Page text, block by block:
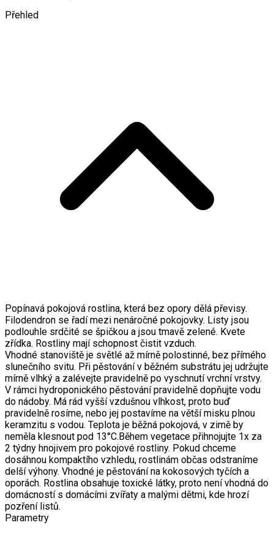
Přehled
Popínavá pokojová rostlina, která bez opory dělá převisy.
Filodendron se řadí mezi nenáročné pokojovky. Listy jsou
podlouhle srdčité se špičkou a jsou tmavě zelené. Kvete
zřídka. Rostliny mají schopnost čistit vzduch.
Vhodné stanoviště je světlé až mírně polostinné, bez přímého
slunečního svitu. Při pěstování v běžném substrátu jej udržujte
mírně vlhký a zalévejte pravidelně po vyschnutí vrchní vrstvy.
V rámci hydroponického pěstování pravidelně dopňujte vodu
do nádoby. Má rád vyšší vzdušnou vlhkost, proto buď
pravidelně rosíme, nebo jej postavíme na větší misku plnou
keramzitu s vodou. Teplota je běžná pokojová, v zimě by
neměla klesnout pod 13°C.Během vegetace přihnojujte 1x za
2 týdny hnojivem pro pokojové rostliny. Pokud chceme
dosáhnou kompaktího vzhledu, rostlinám občas odstraníme
delší výhony. Vhodné je pěstování na kokosových tyčích a
oporách. Rostlina obsahuje toxické látky, proto není vhodná do
domácností s domácími zvířaty a malými dětmi, kde hrozí
pozření listů.
Parametry